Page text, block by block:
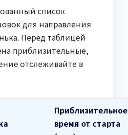
список
для направления
Перед таблицей
приблизительные,
отслеживайте в
Приблизительное
время от старта